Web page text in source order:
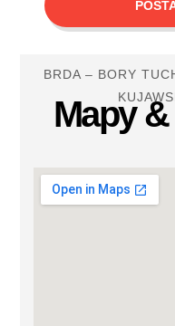
BRDA – BORY
Mapy